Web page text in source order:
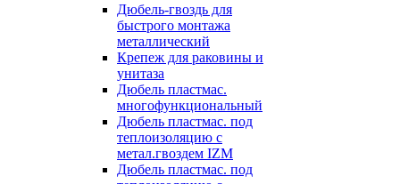
Дюбель-гвоздь для
быстрого монтажа
металлический
Крепеж для раковины и
унитаза
Дюбель пластмас.
многофункциональный
Дюбель пластмас. под
теплоизоляцию с
метал.гвоздем IZM
Дюбель пластмас. под